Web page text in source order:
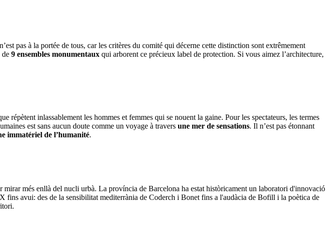
pas à la portée de tous, car les critères du comité qui décerne cette distinction sont extrêmement
de 9 ensembles monumentaux qui arborent ce précieux label de protection. Si vous aimez l’architecture,
répètent inlassablement les hommes et femmes qui se nouent la gaine. Pour les spectateurs, les termes
est sans aucun doute comme un voyage à travers une mer de sensations. Il n’est pas étonnant
immatériel de l’humanité.
mirar més enllà del nucli urbà. La província de Barcelona ha estat històricament un laboratori d'innovació
avui: des de la sensibilitat mediterrània de Coderch i Bonet fins a l'audàcia de Bofill i la poètica de